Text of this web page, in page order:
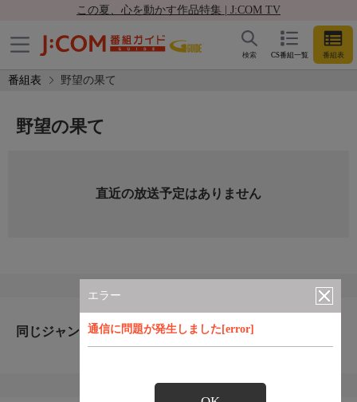
この夏、心を動かす作品特集 | J:COM TV
CS番組一覧 番組表
検索
番組表 野望の果て
エラー
通信に問題が発生しました[error]
野望の果て
直近の放送予定はありません
同じジャンルのおすすめ番組